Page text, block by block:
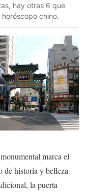
hay otras 6 que
chino.
marca el
de historia y belleza
la puerta